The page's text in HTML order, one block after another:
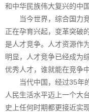
和中华民族伟大复兴的中
当今世界，综合国力竞
正在孕育兴起，变革突破
是人才竞争。人才资源作
明显，人才竞争已经成为
优秀人才，谁就能在竞争
当代中国，经过35年的
人民生活水平迈上一个大
史上任何时期都更接近实